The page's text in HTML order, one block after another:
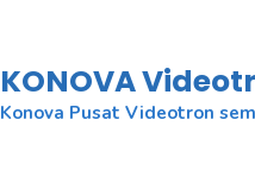
KONOVA
Konova Pusat Videotron